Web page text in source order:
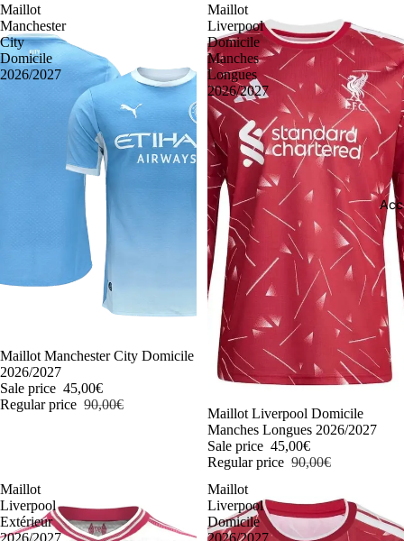
Maillot
Manchester
City
Domicile
2026/2027
-50%
Maillot Manchester City Domicile
2026/2027
Sale price 45,00€
Regular price 90,00€
Maillot
Liverpool
Domicile
Manches
Longues
2026/2027
-50%
Maillot Liverpool Domicile
Manches Longues 2026/2027
Sale price 45,00€
Regular price 90,00€
Maillot
Liverpool
Extérieur
2026/2027
Maillot
Liverpool
Domicile
2026/2027